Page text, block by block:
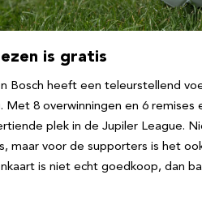
is gratis
Bosch heeft een teleurstellend
Met 8 overwinningen en 6 remises
plek in de Jupiler League.
maar voor de supporters is het
is niet echt goedkoop, dan